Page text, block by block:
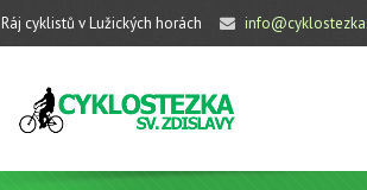
Ráj cyklistů v Lužických horách